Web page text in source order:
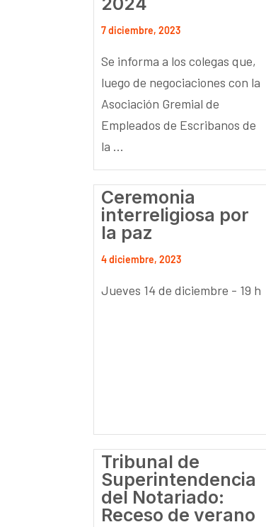
7 diciembre, 2023
Se informa a los colegas que,
luego de negociaciones con la
Asociación Gremial de
Empleados de Escribanos de
la ...
Ceremonia
interreligiosa por
la paz
4 diciembre, 2023
Jueves 14 de diciembre - 19 h
Tribunal de
Superintendencia
del Notariado:
Receso de verano